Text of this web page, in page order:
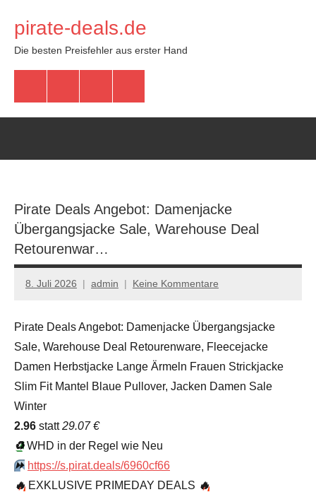
Inhalt
springen
pirate-deals.de
Die besten Preisfehler aus erster Hand
Pirate Deals Angebot: Damenjacke
Übergangsjacke Sale, Warehouse Deal
Retourenwar…
8. Juli 2026 admin Keine Kommentare
Pirate Deals Angebot: Damenjacke Übergangsjacke
Sale, Warehouse Deal Retourenware, Fleecejacke
Damen Herbstjacke Lange Ärmeln Frauen Strickjacke
Slim Fit Mantel Blaue Pullover, Jacken Damen Sale
Winter
2.96 statt29.07 €
♻️WHD in der Regel wie Neu
⏩️ https://s.pirat.deals/6960cf66
🔥 EXKLUSIVE PRIMEDAY DEALS 🔥